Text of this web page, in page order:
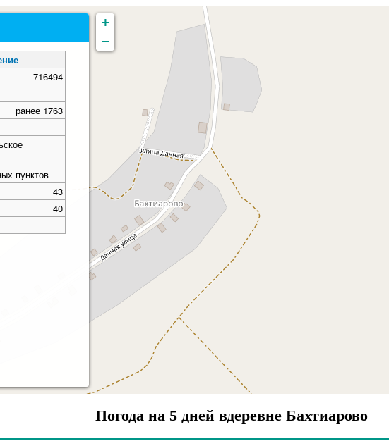
716494
ранее 1763
пунктов
43
40
+
−
Погода на 5 дней вдеревне Бахтиарово